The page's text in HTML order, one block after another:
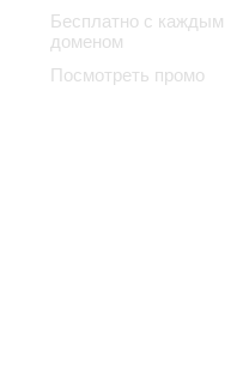
Бесплатно с каждым
доменом
Посмотреть промо